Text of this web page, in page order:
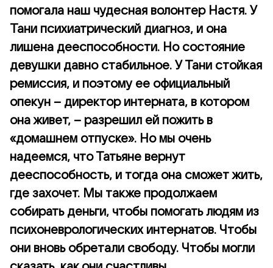
помогала наш чудесная волонтер Настя. У
Тани психиатрический диагноз, и она
лишена дееспособности. Но состояние
девушки давно стабильное. У Тани стойкая
ремиссия, и поэтому ее официальный
опекун – директор интерната, в котором
она живет, – разрешил ей пожить в
«домашнем отпуске». Но мы очень
надеемся, что Татьяне вернут
дееспособность, и тогда она сможет жить,
где захочет. Мы также продолжаем
собирать деньги, чтобы помогать людям из
психоневрологических интернатов. Чтобы
они вновь обретали свободу. Чтобы могли